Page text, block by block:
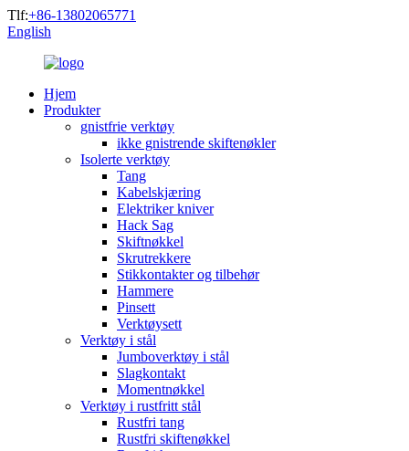
Tlf:+86-13802065771
English
Hjem
Produkter
gnistfrie verktøy
ikke gnistrende skiftenøkler
Isolerte verktøy
Tang
Kabelskjæring
Elektriker kniver
Hack Sag
Skiftnøkkel
Skrutrekkere
Stikkontakter og tilbehør
Hammere
Pinsett
Verktøysett
Verktøy i stål
Jumboverktøy i stål
Slagkontakt
Momentnøkkel
Verktøy i rustfritt stål
Rustfri tang
Rustfri skiftenøkkel